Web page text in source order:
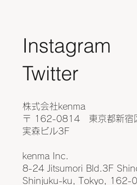
株式会社kenma
〒 162-0814 東京都新宿
実森ビル3F
kenma Inc.
8-24 Jitsumori Bld.3F
Shinjuku-ku, Tokyo, 162-
Instagram
​Twitter